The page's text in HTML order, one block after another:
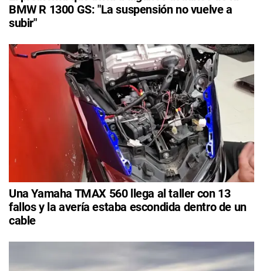
BMW R 1300 GS: "La suspensión no vuelve a
subir"
Una Yamaha TMAX 560 llega al taller con 13
fallos y la avería estaba escondida dentro de un
cable